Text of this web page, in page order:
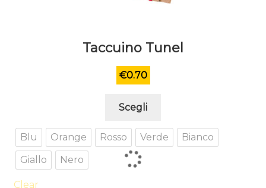
Taccuino Tunel
€0.70
Scegli
ha
più
Blu Orange Rosso Verde
Bianco
Giallo
Nero
Clear